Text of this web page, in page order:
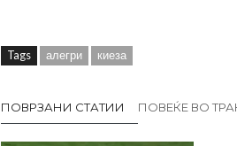
Tags алегри киеза
ПОВРЗАНИ СТАТИИ ПОВЕЌЕ ВО